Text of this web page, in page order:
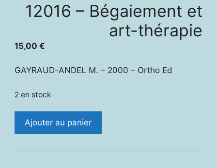
12016 – Bégaiement et
art-thérapie
15,00 €
GAYRAUD-ANDEL M. – 2000 – Ortho Ed
2 en stock
quantité
Ajouter au panier